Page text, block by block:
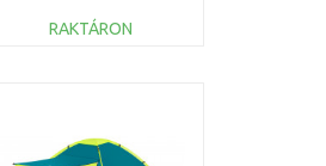
RAKTÁRON